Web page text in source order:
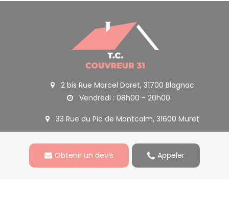
Obtenir un devis Appeler
2 bis Rue Marcel Doret, 31700 Blagnac
Vendredi : 08h00 - 20h00
33 Rue du Pic de Montcalm, 31600 Muret